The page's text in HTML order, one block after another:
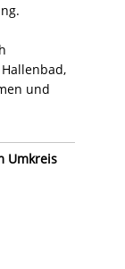
und
Umkreis